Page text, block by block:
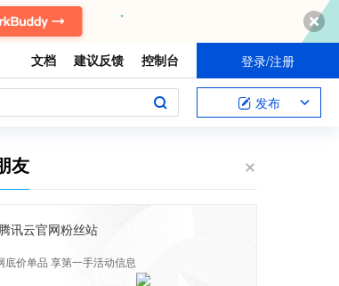
文档 建议反馈 控制台 登录/注册
发布
友
讯云官网粉丝站
底价单品 享第一手活动信息